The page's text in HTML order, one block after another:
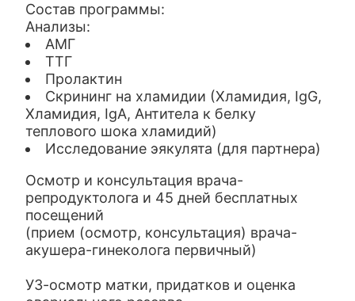
Состав программы:
Анализы:
АМГ
ТТГ
Пролактин
Скрининг на хламидии (Хламидия, IgG,
Хламидия, IgА, Антитела к белку
теплового шока хламидий)
Исследование эякулята (для партнера)
Осмотр и консультация врача-
репродуктолога и 45 дней бесплатных
посещений
(прием (осмотр, консультация) врача-
акушера-гинеколога первичный)
УЗ-осмотр матки, придатков и оценка